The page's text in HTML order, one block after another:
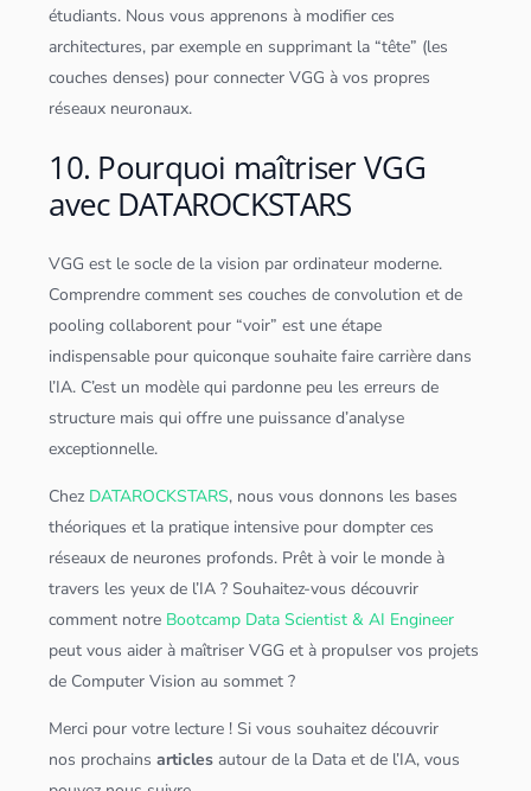
étudiants. Nous vous apprenons à modifier ces
architectures, par exemple en supprimant la “tête” (les
couches denses) pour connecter VGG à vos propres
réseaux neuronaux.
10. Pourquoi maîtriser VGG
avec DATAROCKSTARS
VGG est le socle de la vision par ordinateur moderne.
Comprendre comment ses couches de convolution et de
pooling collaborent pour “voir” est une étape
indispensable pour quiconque souhaite faire carrière dans
l’IA. C’est un modèle qui pardonne peu les erreurs de
structure mais qui offre une puissance d’analyse
exceptionnelle.
Chez DATAROCKSTARS, nous vous donnons les bases
théoriques et la pratique intensive pour dompter ces
réseaux de neurones profonds. Prêt à voir le monde à
travers les yeux de l’IA ? Souhaitez-vous découvrir
comment notre Bootcamp Data Scientist & AI Engineer
peut vous aider à maîtriser VGG et à propulser vos projets
de Computer Vision au sommet ?
Merci pour votre lecture ! Si vous souhaitez découvrir
nos prochainsarticles autour de la Data et de l’IA, vous